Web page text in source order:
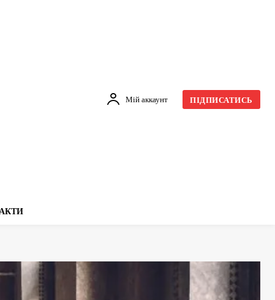
Мій аккаунт ПІДПИСАТИСЬ